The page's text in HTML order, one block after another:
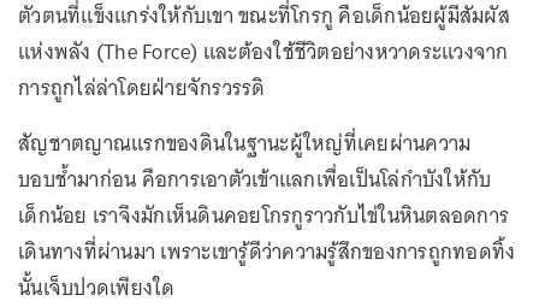
ตัวตนที่แข็งแกร่งให้กับเขา ขณะที่โกรกู คือเด็กน้อยผู้มีสัมผัส
แห่งพลัง (The Force) และต้องใช้ชีวิตอย่างหวาดระแวงจาก
การถูกไล่ล่าโดยฝ่ายจักรวรรดิ
สัญชาตญาณแรกของดินในฐานะผู้ใหญ่ที่เคยผ่านความ
บอบช้ำมาก่อน คือการเอาตัวเข้าแลกเพื่อเป็นโล่กำบังให้กับ
เด็กน้อย เราจึงมักเห็นดินคอยโกรกูราวกับไข่ในหินตลอดการ
เดินทางที่ผ่านมา เพราะเขารู้ดีว่าความรู้สึกของการถูกทอดทิ้ง
นั้นเจ็บปวดเพียงใด